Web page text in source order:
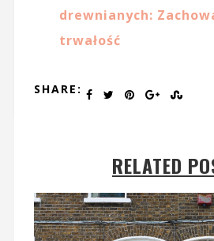
drewnianych:
trwałość
SHARE:
RELATED